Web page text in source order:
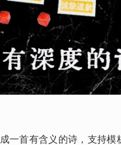
一首有含义的诗，支持模